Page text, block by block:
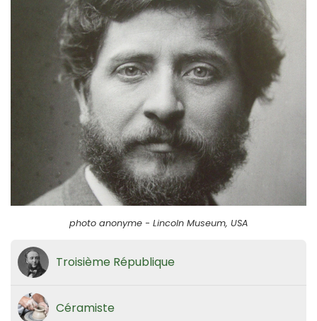
photo anonyme - Lincoln Museum, USA
Troisième République
Céramiste